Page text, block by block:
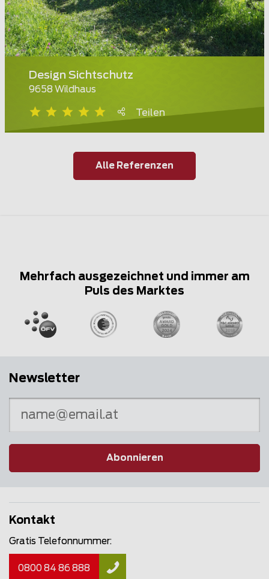
Design Sichtschutz
9658 Wildhaus
Teilen
Alle Referenzen
Mehrfach ausgezeichnet und immer am
Puls des Marktes
Newsletter
Abonnieren
Kontakt
Gratis Telefonnummer:
0800 84 86 888